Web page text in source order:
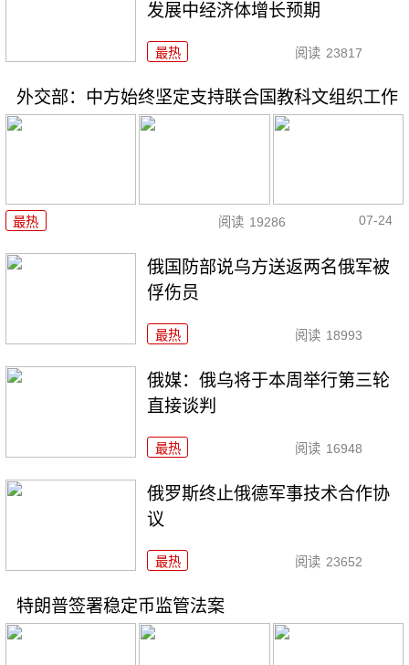
发展中经济体增长预期
最热 阅读 23817
外交部：中方始终坚定支持联合国教科文组织工作
最热 阅读 19286 07-24
俄国防部说乌方送返两名俄军被
俘伤员
最热 阅读 18993
俄媒：俄乌将于本周举行第三轮
直接谈判
最热 阅读 16948
俄罗斯终止俄德军事技术合作协
议
最热 阅读 23652
特朗普签署稳定币监管法案